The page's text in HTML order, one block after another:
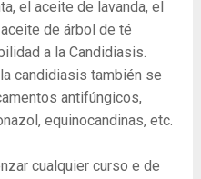
el aceite de lavanda, el
de árbol de té
a la Candidiasis.
candidiasis también se
antifúngicos,
equinocandinas, etc.
cualquier curso e de